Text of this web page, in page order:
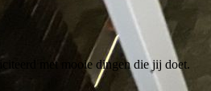
met mooie dingen die jij doet.